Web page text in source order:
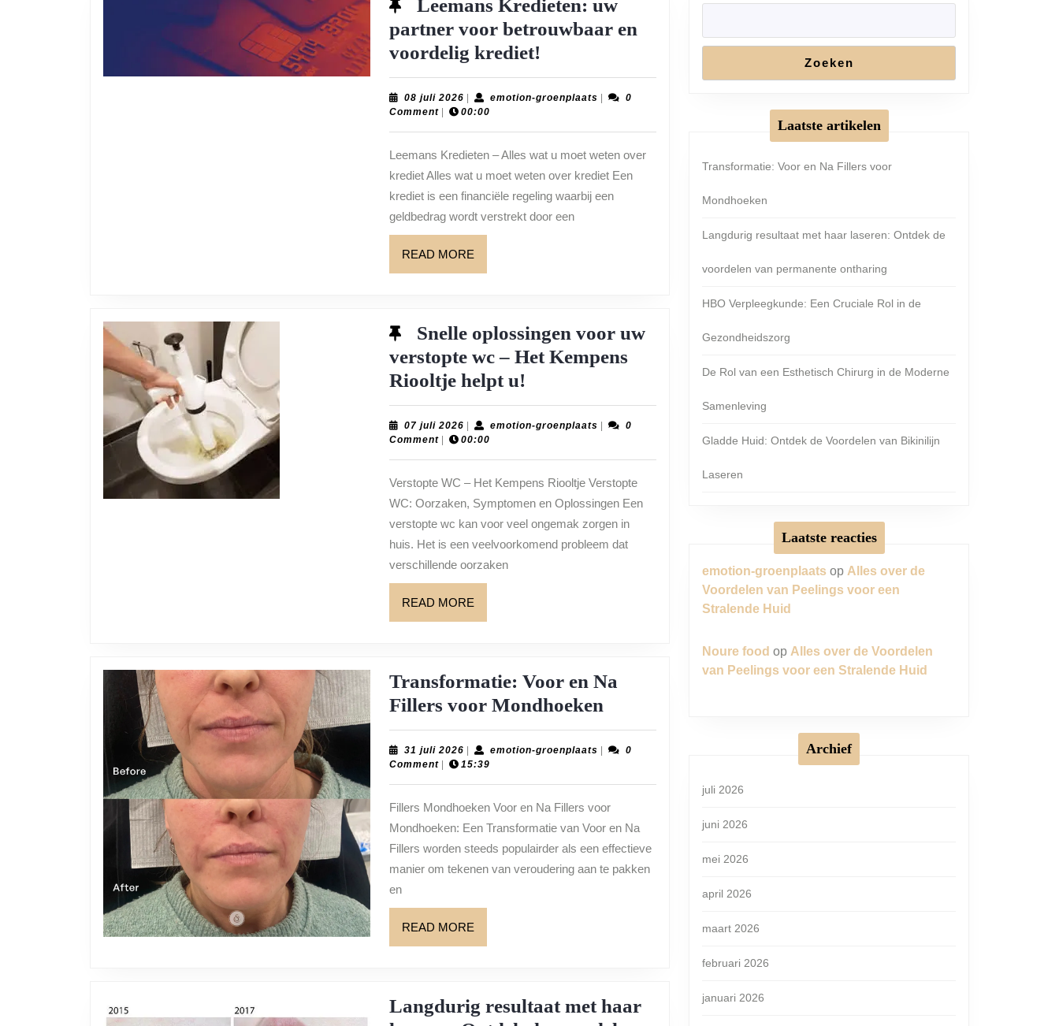
Leemans Kredieten: uw
partner voor betrouwbaar en
voordelig krediet!
Kredieten:
uw
voor
betrouwbaar
en
voordelig
08 juli 2026 08
juli
emotion-groenplaatsemotion-
0
Comment
00:00
Leemans Kredieten – Alles wat u moet weten over
krediet Alles wat u moet weten over krediet Een
krediet is een financiële regeling waarbij een
geldbedrag wordt verstrekt door een
READ MORE
MORE
Snelle oplossingen voor uw
verstopte wc – Het Kempens
Riooltje helpt u!
oplossingen
voor
verstopte
wc
–
Het
07 juli 2026 07
juli
emotion-groenplaatsemotion-
0
Comment
00:00
Verstopte WC – Het Kempens Riooltje Verstopte
WC: Oorzaken, Symptomen en Oplossingen Een
verstopte wc kan voor veel ongemak zorgen in
huis. Het is een veelvoorkomend probleem dat
verschillende oorzaken
READ MORE
MORE
Transformatie: Voor en Na
Fillers voor Mondhoeken
Voor
en
voor
Mondhoeken
31 juli 2026 31
juli
emotion-groenplaatsemotion-
0
Comment
15:39
Fillers Mondhoeken Voor en Na Fillers voor
Mondhoeken: Een Transformatie van Voor en Na
Fillers worden steeds populairder als een effectieve
manier om tekenen van veroudering aan te pakken
en
READ MORE
MORE
Langdurig resultaat met haar
Zoeken
Laatste artikelen
Transformatie: Voor en Na Fillers voor
Mondhoeken
Langdurig resultaat met haar laseren: Ontdek de
voordelen van permanente ontharing
HBO Verpleegkunde: Een Cruciale Rol in de
Gezondheidszorg
De Rol van een Esthetisch Chirurg in de Moderne
Samenleving
Gladde Huid: Ontdek de Voordelen van Bikinilijn
Laseren
Laatste reacties
emotion-groenplaats op Alles over de
Voordelen van Peelings voor een
Stralende Huid
Noure food op Alles over de Voordelen
van Peelings voor een Stralende Huid
Archief
juli 2026
juni 2026
mei 2026
april 2026
maart 2026
februari 2026
januari 2026